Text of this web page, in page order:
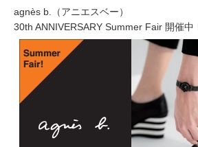
agnès b.（アニエスベー）
30th ANNIVERSARY Summer Fair 開催中